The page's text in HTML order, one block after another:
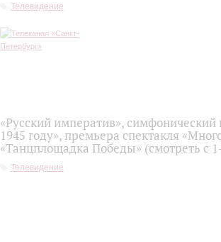
Телевидение
«Русский императив»,
1945 году», премьера спектакля
«Танцплощадка Победы» (смотреть с
Телевидение